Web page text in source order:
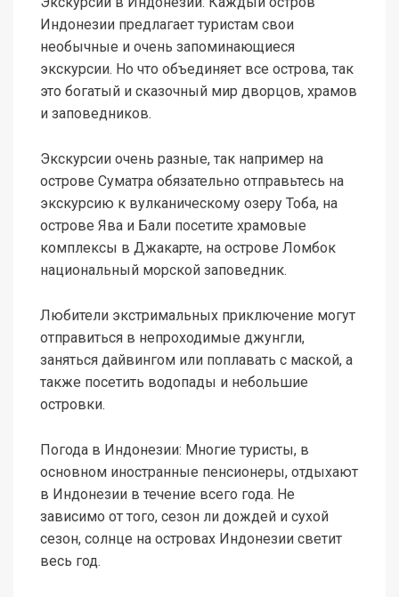
Индонезии предлагает туристам свои
необычные и очень запоминающиеся
экскурсии. Но что объединяет все острова, так
это богатый и сказочный мир дворцов, храмов
и заповедников.
Экскурсии очень разные, так например на
острове Суматра обязательно отправьтесь на
экскурсию к вулканическому озеру Тоба, на
острове Ява и Бали посетите храмовые
комплексы в Джакарте, на острове Ломбок
национальный морской заповедник.
Любители экстримальных приключение могут
отправиться в непроходимые джунгли,
заняться дайвингом или поплавать с маской, а
также посетить водопады и небольшие
островки.
Погода в Индонезии: Многие туристы, в
основном иностранные пенсионеры, отдыхают
в Индонезии в течение всего года. Не
зависимо от того, сезон ли дождей и сухой
сезон, солнце на островах Индонезии светит
весь год.